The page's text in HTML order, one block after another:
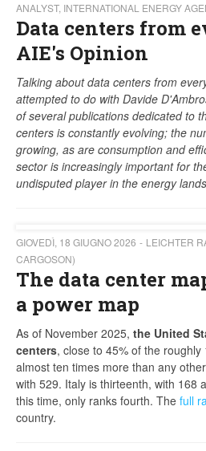
ANALYST, INTERNATIONAL ENERGY
Data centers from
AIE's Opinion
Talking about data centers from
attempted to do with Davide
of several publications dedicated to
centers is constantly evolving; the
growing, as are consumption and
sector is increasingly important for
undisputed player in the energy
GIOVEDÌ, 18 GIUGNO 2026
LEICHTER
CARGOSON)
The data center
a power map
As of November 2025, the United
centers, close to 45% of the
almost ten times more than any
with 529. Italy is thirteenth, with 168
this time, only ranks fourth. The full
country.